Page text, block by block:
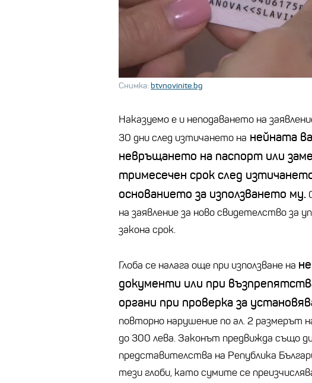
Снимка:btvnovinite.bg
Наказуемо е и неподаването на
30 дни след изтичането на нейната
невръщането на паспорт или
тримесечен срок след
основанието за използването му.
на заявление за ново свидетелство за
закона срок.
Глоба се налага още при използване на
документи или при
органи при проверка за
повторно нарушение по ал. 2 размерът
до 300 лева. Законът предвижда също
представителства на Република
тези глоби, като сумите се